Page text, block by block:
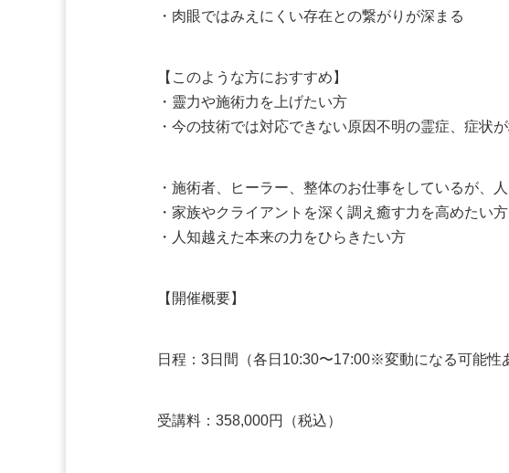
・肉眼ではみえにくい存在との繋がりが深まる
【このような方におすすめ】
・靈力や施術力を上げたい方
・今の技術では対応できない原因不明の霊症、症状
・施術者、ヒーラー、整体のお仕事をしているが、
・家族やクライアントを深く調え癒す力を高めたい方
・人知越えた本来の力をひらきたい方
【開催概要】
日程：3日間（各日10:30〜17:00※変動になる可能性
受講料：358,000円（税込）